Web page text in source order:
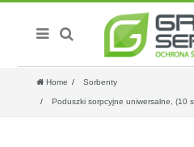
Home Sorbenty
Poduszki sorpcyjne uniwersalne, (10